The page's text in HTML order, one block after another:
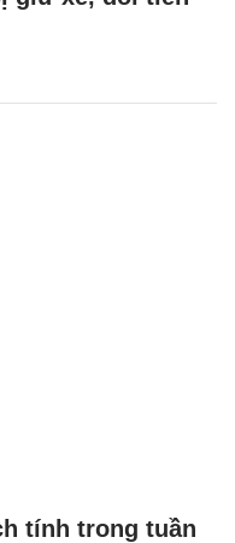
tính trong tuần